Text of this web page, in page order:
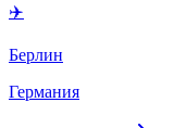
✈️
Берлин
Германия